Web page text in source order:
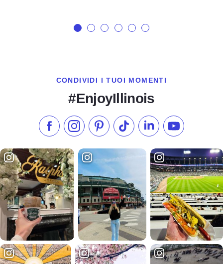
CONDIVIDI I TUOI MOMENTI
#EnjoyIllinois
Metti "Mi piace" su Facebook
Seguici su Instagram
Visita il nostro Pinterest
Seguici su TikTok
Seguici su LinkedIn
Iscriviti al